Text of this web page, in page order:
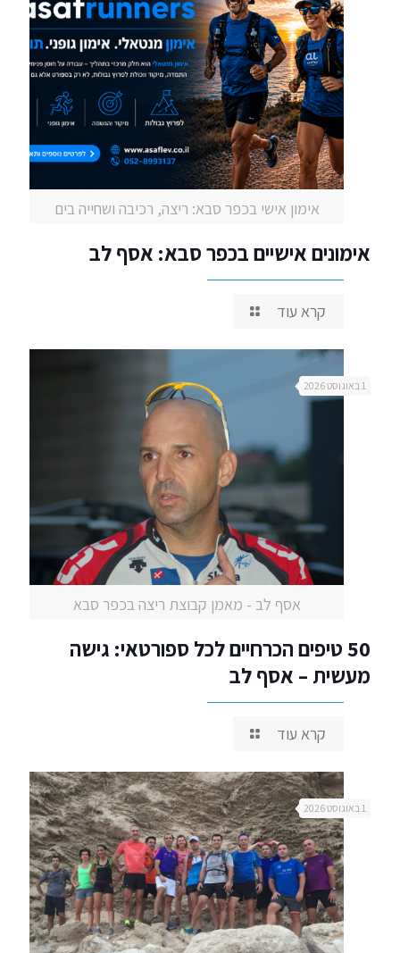
אימון אישי בכפר סבא: ריצה, רכיבה ושחייה בים
אימונים אישיים בכפר סבא: אסף לב
קרא עוד
אסף לב - מאמן קבוצת ריצה בכפר סבא
1 באוגוסט 2026
50 טיפים הכרחיים לכל ספורטאי: גישה
מעשית – אסף לב
קרא עוד
1 באוגוסט 2026